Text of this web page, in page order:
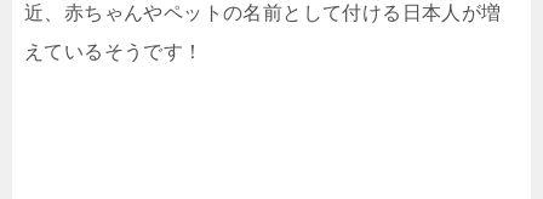
近、赤ちゃんやペットの名前として付ける日本人が増
えているそうです！